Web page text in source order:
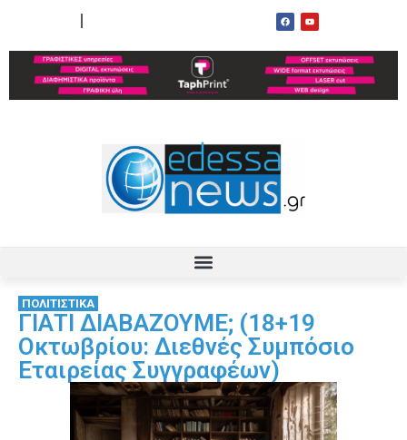
ΠΟΛΙΤΙΣΤΙΚΑ
ΓΙΑΤΙ ΔΙΑΒΑΖΟΥΜΕ; (18+19
Οκτωβρίου: Διεθνές Συμπόσιο
Εταιρείας Συγγραφέων)